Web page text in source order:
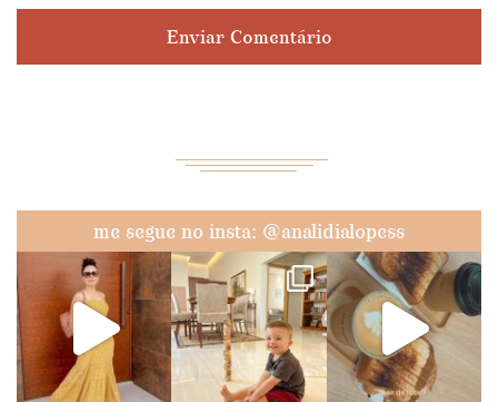
me segue no insta: @analidialopess